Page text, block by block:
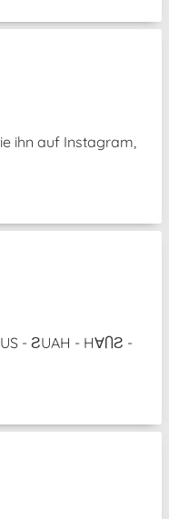
ihn auf Instagram,
- ƧUAH - H∀ႶƧ -